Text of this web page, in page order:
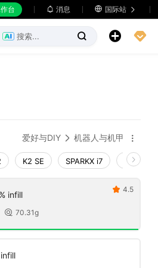
台  消息  国际站 
  
爱好与DIY  机器人与机甲 
K2 SE SPARKX i7 Creality Hi
infill
 70.31g
 4.5